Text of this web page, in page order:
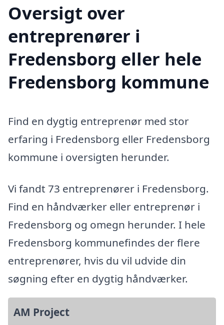
Oversigt over
entreprenører i
Fredensborg eller hele
Fredensborg kommune
Find en dygtig entreprenør med stor
erfaring i Fredensborg eller Fredensborg
kommune i oversigten herunder.
Vi fandt 73 entreprenører i Fredensborg.
Find en håndværker eller entreprenør i
Fredensborg og omegn herunder. I hele
Fredensborg kommunefindes der flere
entreprenører, hvis du vil udvide din
søgning efter en dygtig håndværker.
AM Project